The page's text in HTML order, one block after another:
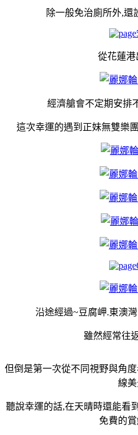
除一般免治廁所外,還
從花蓮港
經濟艙會不定期安排
這次幸運的遇到正妹無雙樂
沿途經過~豆腐岬.東澳
雖然經常往
但倒是第一次從不同視野與角
線
聽說幸運的話,在天晴時還能看
免費的